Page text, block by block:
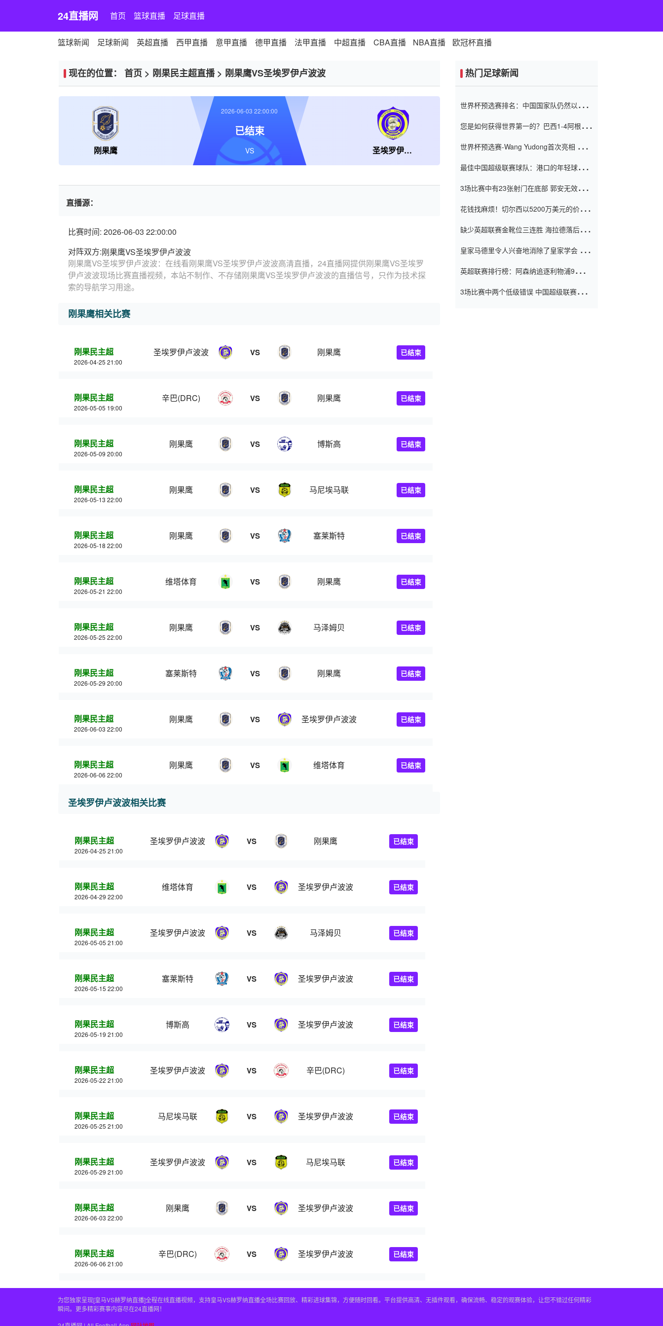
24直播网 首页 篮球直播 足球直播
篮球新闻 足球新闻 英超直播 西甲直播 意甲直播 德甲直播 法甲直播 中超直播 CBA直播 NBA直播 欧冠杯直播
现在的位置： 首页 > 刚果民主超直播> 刚果鹰VS圣埃罗伊卢波波
刚果鹰 圣埃罗伊卢波波
2026-06-03 22:00:00
已结束
VS
直播源：
比赛时间: 2026-06-03 22:00:00
对阵双方:刚果鹰VS圣埃罗伊卢波波
刚果鹰VS圣埃罗伊卢波波：在线看刚果鹰VS圣埃罗伊卢波波高清直播，24直播网提供刚果鹰VS圣埃罗
伊卢波波现场比赛直播视频，本站不制作、不存储刚果鹰VS圣埃罗伊卢波波的直播信号，只作为技术探
索的导航学习用途。
刚果鹰相关比赛
刚果民主超
2026-04-25 21:00
圣埃罗伊卢波波 VS 刚果鹰 已结束
刚果民主超
2026-05-05 19:00
辛巴(DRC) VS 刚果鹰 已结束
刚果民主超
2026-05-09 20:00
刚果鹰 VS 博斯高 已结束
刚果民主超
2026-05-13 22:00
刚果鹰 VS 马尼埃马联 已结束
刚果民主超
2026-05-18 22:00
刚果鹰 VS 塞莱斯特 已结束
刚果民主超
2026-05-21 22:00
维塔体育 VS 刚果鹰 已结束
刚果民主超
2026-05-25 22:00
刚果鹰 VS 马泽姆贝 已结束
刚果民主超
2026-05-29 20:00
塞莱斯特 VS 刚果鹰 已结束
刚果民主超
2026-06-03 22:00
刚果鹰 VS 圣埃罗伊卢波波 已结束
刚果民主超
2026-06-06 22:00
刚果鹰 VS 维塔体育 已结束
圣埃罗伊卢波波相关比赛
刚果民主超
2026-04-25 21:00
圣埃罗伊卢波波 VS 刚果鹰 已结束
刚果民主超
2026-04-29 22:00
维塔体育 VS 圣埃罗伊卢波波 已结束
刚果民主超
2026-05-05 21:00
圣埃罗伊卢波波 VS 马泽姆贝 已结束
刚果民主超
2026-05-15 22:00
塞莱斯特 VS 圣埃罗伊卢波波 已结束
刚果民主超
2026-05-19 21:00
博斯高 VS 圣埃罗伊卢波波 已结束
刚果民主超
2026-05-22 21:00
圣埃罗伊卢波波 VS 辛巴(DRC) 已结束
刚果民主超
2026-05-25 21:00
马尼埃马联 VS 圣埃罗伊卢波波 已结束
刚果民主超
2026-05-29 21:00
圣埃罗伊卢波波 VS 马尼埃马联 已结束
刚果民主超
2026-06-03 22:00
刚果鹰 VS 圣埃罗伊卢波波 已结束
刚果民主超
2026-06-06 21:00
辛巴(DRC) VS 圣埃罗伊卢波波 已结束
热门足球新闻
世界杯预选赛排名：中国国家队仍然以6分
您是如何获得世界第一的？巴西1-4阿根
世界杯预选赛-Wang Yudong首次亮相 中国
最佳中国超级联赛球队：港口的年轻球员在
（Taishan）
3场比赛中有23张射门在底部 郭安无效传球
花钱找麻烦！切尔西以5200万美元的价格
窗口
缺少英超联赛金靴位三连胜 海拉德落后6球
皇家马德里令人兴奋地消除了皇家学会 安
英超联赛排行榜：阿森纳追逐利物浦9分 曼
3场比赛中两个低级错误 中国超级联赛的前
为您独家呈现[皇马VS赫罗纳直播]全程在线直播视频，支持皇马VS赫罗纳直播全场比赛回放、精彩进球集锦，方便随时回看。平台提供高清、无插件观看，确保流畅、稳定的观赛体验，让您不错过任何精彩
瞬间。更多精彩赛事内容尽在24直播网！